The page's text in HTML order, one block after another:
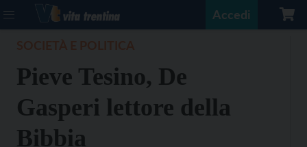
Accedi
Pieve Tesino, De
Gasperi lettore della
Bibbia